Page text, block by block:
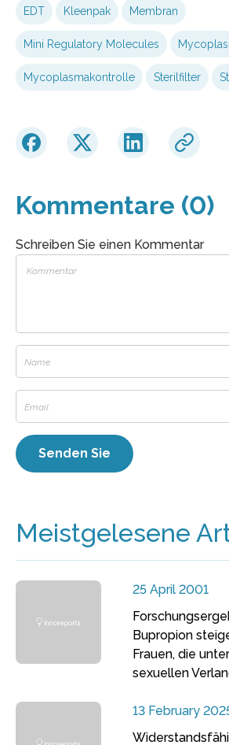
EDT Kleenpak Membran
Mini Regulatory Molecules
Mycoplasmakontrolle Sterilfilter
Kommentare (0)
Schreiben Sie einen Kommentar
Meistgelesene
25 April 2001
Bupropion
Frauen, die
sexuellen
13 February